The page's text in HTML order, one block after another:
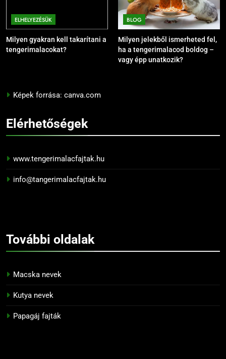
ELHELYEZÉSÜK
Milyen gyakran kell takarítani a
tengerimalacokat?
BLOG
Milyen jelekből ismerheted fel,
ha a tengerimalacod boldog –
vagy épp unatkozik?
Képek forrása: canva.com
Elérhetőségek
www.tengerimalacfajtak.hu
info@tangerimalacfajtak.hu
További oldalak
Macska nevek
Kutya nevek
Papagáj fajták